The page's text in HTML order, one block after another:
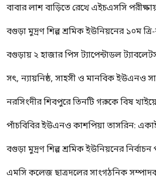
বাবার লাশ বাড়িতে রেখে এইচএসসি
বগুড়া মুদ্রণ শিল্প শ্রমিক ইউনিয়নের ১০ম
বগুড়ায় ২ হাজার পিস ট্যাপেন্টাডল
সৎ, ন্যায়নিষ্ঠ, সাহসী ও মানবিক ইউএনও
নরসিংদীর শিবপুরে তিনটি গরুকে বিষ
পাঁচবিবির ইউএনও কাশপিয়া তাসরিন:
বগুড়া মুদ্রণ শিল্প শ্রমিক ইউনিয়নের
এমসি কলেজ ছাত্রদলের সাংগঠনিক